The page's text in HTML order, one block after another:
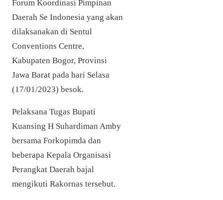
Forum Koordinasi Pimpinan
Daerah Se Indonesia yang akan
dilaksanakan di Sentul
Conventions Centre,
Kabupaten Bogor, Provinsi
Jawa Barat pada hari Selasa
(17/01/2023) besok.
Pelaksana Tugas Bupati
Kuansing H Suhardiman Amby
bersama Forkopimda dan
beberapa Kepala Organisasi
Perangkat Daerah bajal
mengikuti Rakornas tersebut.